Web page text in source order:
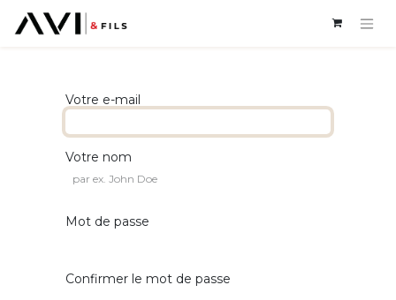
Votre e-mail
Votre nom
Mot de passe
Confirmer le mot de passe